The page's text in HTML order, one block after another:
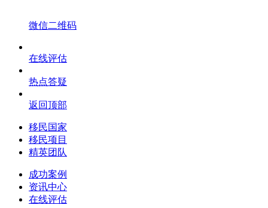
微信二维码
在线评估
热点答疑
返回顶部
移民国家
移民项目
精英团队
成功案例
资讯中心
在线评估